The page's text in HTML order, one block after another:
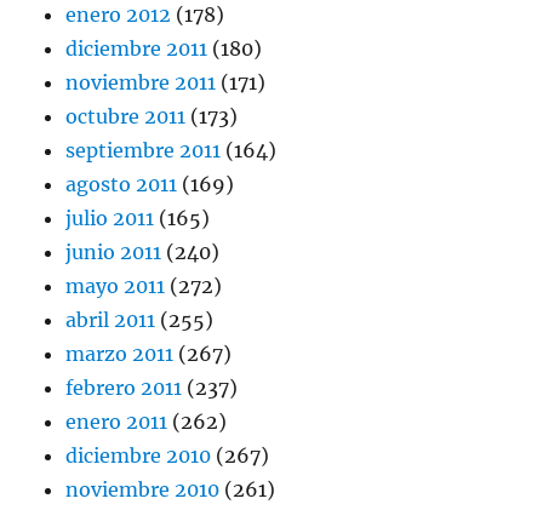
enero 2012 (178)
diciembre 2011 (180)
noviembre 2011 (171)
octubre 2011 (173)
septiembre 2011 (164)
agosto 2011 (169)
julio 2011 (165)
junio 2011 (240)
mayo 2011 (272)
abril 2011 (255)
marzo 2011 (267)
febrero 2011 (237)
enero 2011 (262)
diciembre 2010 (267)
noviembre 2010 (261)